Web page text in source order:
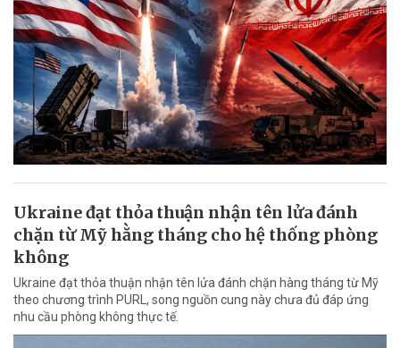
Ukraine đạt thỏa thuận nhận tên lửa đánh
chặn từ Mỹ hằng tháng cho hệ thống phòng
không
Ukraine đạt thỏa thuận nhận tên lửa đánh chặn hàng tháng từ Mỹ
theo chương trình PURL, song nguồn cung này chưa đủ đáp ứng
nhu cầu phòng không thực tế.